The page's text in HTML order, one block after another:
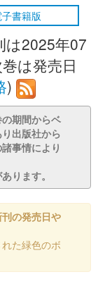
子書籍版
は2025年07
は発売日
)
期間からベ
出版社から
事情により
ります。
の発売日や
た緑色のボ